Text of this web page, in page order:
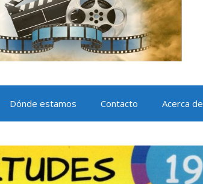
Dónde estamos Contacto Acerca de